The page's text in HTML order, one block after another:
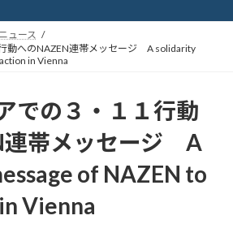
ュース
動へのNAZEN連帯メッセージ A solidarity
in Vienna
での３・１１行動
連帯メッセージ A
of NAZEN to
Vienna